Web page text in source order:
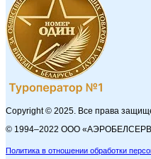
Copyright © 2025. Все права
© 1994–2022 ООО
Политика в отношении обработки